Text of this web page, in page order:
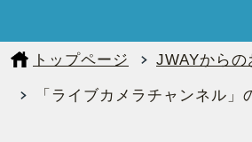
トップページ
JWAYからの
「ライブカメラチャンネル